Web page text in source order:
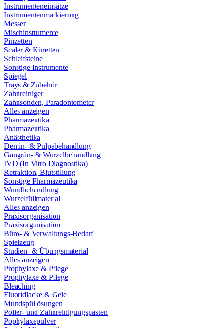
Instrumenteneinsätze
Instrumentenmarkierung
Messer
Mischinstrumente
Pinzetten
Scaler & Küretten
Schleifsteine
Sonstige Instrumente
Spiegel
Trays & Zubehör
Zahnreiniger
Zahnsonden, Paradontometer
Alles anzeigen
Pharmazeutika
Pharmazeutika
Anästhetika
Dentin- & Pulpabehandlung
Gangrän- & Wurzelbehandlung
IVD (In Vitro Diagnostika)
Retraktion, Blutstillung
Sonstige Pharmazeutika
Wundbehandlung
Wurzelfüllmaterial
Alles anzeigen
Praxisorganisation
Praxisorganisation
Büro- & Verwaltungs-Bedarf
Spielzeug
Studien- & Übungsmaterial
Alles anzeigen
Prophylaxe & Pflege
Prophylaxe & Pflege
Bleaching
Fluoridlacke & Gele
Mundspüllösungen
Polier- und Zahnreinigungspasten
Pophylaxepulver